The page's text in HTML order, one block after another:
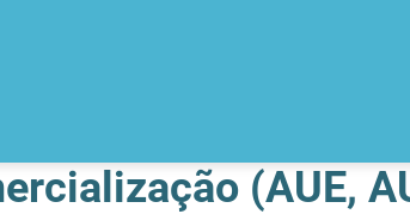
(AUE,